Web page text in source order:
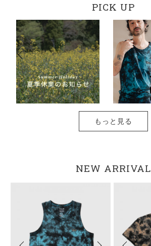
PICK UP
もっと見る
NEW ARRIVAL